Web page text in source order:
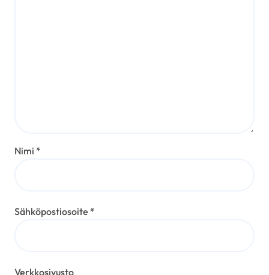
Nimi *
Sähköpostiosoite *
Verkkosivusto